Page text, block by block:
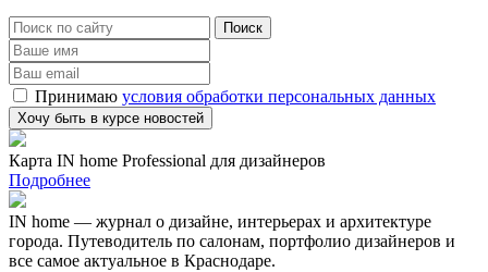
Принимаю условия обработки персональных данных
Карта IN home Professional для дизайнеров
Подробнее
IN home — журнал о дизайне, интерьерах и архитектуре
города. Путеводитель по салонам, портфолио дизайнеров и
все самое актуальное в Краснодаре.